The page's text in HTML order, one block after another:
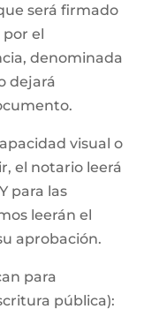
será firmado
el
denominada
dejará
visual o
el notario leerá
para las
leerán el
aprobación.
para
pública):